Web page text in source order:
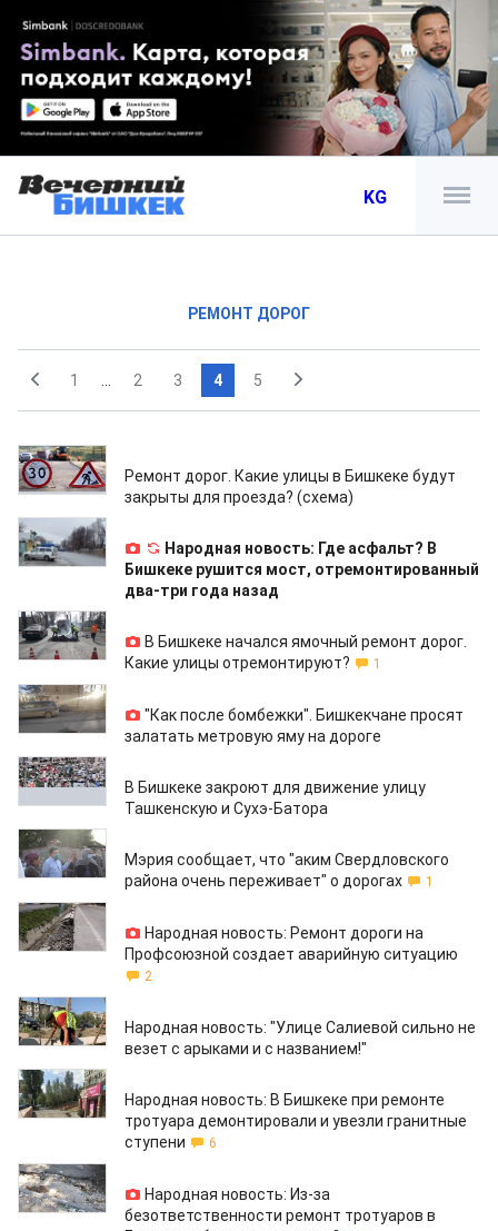
KG
РЕМОНТ ДОРОГ
1 2 3 4 5
16.03.2021
Ремонт дорог. Какие улицы в Бишкеке будут
закрыты для проезда? (схема)
11.03.2021
Народная новость: Где асфальт? В
Бишкеке рушится мост, отремонтированный
два-три года назад
10.03.2021
В Бишкеке начался ямочный ремонт дорог.
Какие улицы отремонтируют?
1
03.02.2021
"Как после бомбежки". Бишкекчане просят
залатать метровую яму на дороге
05.10.2020
В Бишкеке закроют для движение улицу
Ташкенскую и Сухэ-Батора
30.09.2020
Мэрия сообщает, что "аким Свердловского
района очень переживает" о дорогах
1
23.09.2020
Народная новость: Ремонт дороги на
Профсоюзной создает аварийную ситуацию
2
11.09.2020
Народная новость: "Улице Салиевой сильно не
везет с арыками и с названием!"
03.08.2020
Народная новость: В Бишкеке при ремонте
тротуара демонтировали и увезли гранитные
ступени
6
30.07.2020
Народная новость: Из-за
безответственности ремонт тротуаров в